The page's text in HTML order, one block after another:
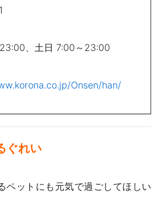
、土日 7:00～23:00
Onsen/han/
ぐれい
ペットにも元気で過ごしてほしい